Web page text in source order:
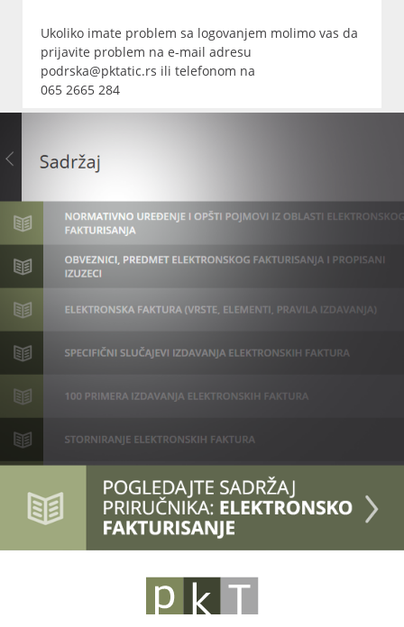
Ukoliko imate problem sa logovanjem molimo vas da
prijavite problem na e-mail adresu
podrska@pktatic.rs ili telefonom na
065 2665 284